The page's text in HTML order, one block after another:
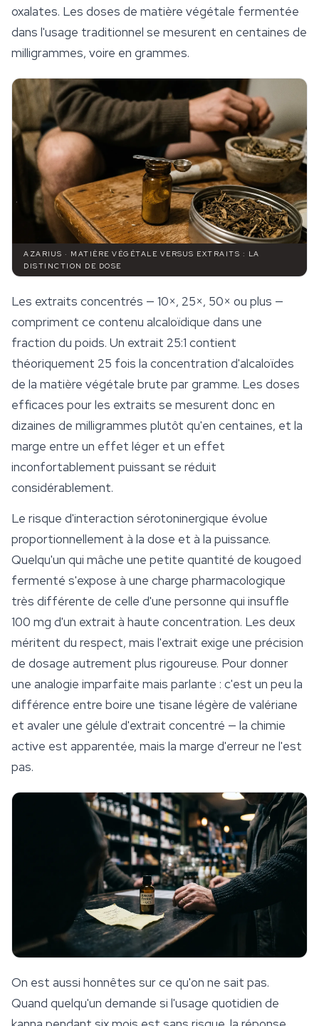
oxalates. Les doses de matière végétale fermentée
dans l'usage traditionnel se mesurent en centaines de
milligrammes, voire en grammes.
AZARIUS · MATIÈRE VÉGÉTALE VERSUS EXTRAITS : LA
DISTINCTION DE DOSE
Les extraits concentrés — 10×, 25×, 50× ou plus —
compriment ce contenu alcaloïdique dans une
fraction du poids. Un extrait 25:1 contient
théoriquement 25 fois la concentration d'alcaloïdes
de la matière végétale brute par gramme. Les doses
efficaces pour les extraits se mesurent donc en
dizaines de milligrammes plutôt qu'en centaines, et la
marge entre un effet léger et un effet
inconfortablement puissant se réduit
considérablement.
Le risque d'interaction sérotoninergique évolue
proportionnellement à la dose et à la puissance.
Quelqu'un qui mâche une petite quantité de kougoed
fermenté s'expose à une charge pharmacologique
très différente de celle d'une personne qui insuffle
100 mg d'un extrait à haute concentration. Les deux
méritent du respect, mais l'extrait exige une précision
de dosage autrement plus rigoureuse. Pour donner
une analogie imparfaite mais parlante : c'est un peu la
différence entre boire une tisane légère de valériane
et avaler une gélule d'extrait concentré — la chimie
active est apparentée, mais la marge d'erreur ne l'est
pas.
On est aussi honnêtes sur ce qu'on ne sait pas.
Quand quelqu'un demande si l'usage quotidien de